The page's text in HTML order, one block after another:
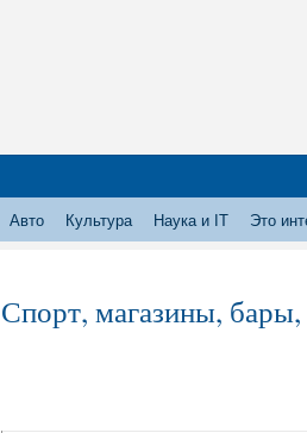
Авто Культура Наука и IT Это
Спорт, магазины,